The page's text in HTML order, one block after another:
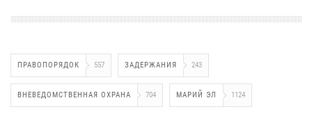
ПРАВОПОРЯДОК 557 ЗАДЕРЖАНИЯ 243
ВНЕВЕДОМСТВЕННАЯ ОХРАНА 704 МАРИЙ ЭЛ 1124